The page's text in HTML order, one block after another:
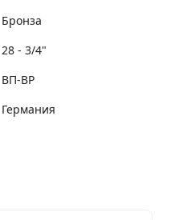
Бронза
28 - 3/4"
ВП-ВР
Германия